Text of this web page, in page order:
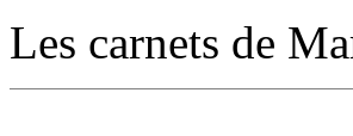
Les carnets de